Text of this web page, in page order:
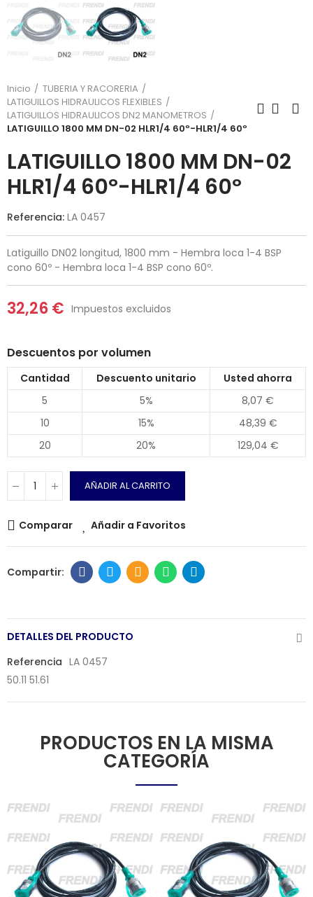
Inicio
TUBERIA Y RACORERIA
LATIGUILLOS HIDRAULICOS FLEXIBLES
LATIGUILLOS HIDRAULICOS DN2 MANOMETROS
LATIGUILLO 1800 MM DN-02 HLR1/4 60º-HLR1/4 60º
LATIGUILLO 1800 MM DN-02
HLR1/4 60º-HLR1/4 60º
Referencia: LA 0457
Latiguillo DN02 longitud, 1800 mm - Hembra loca 1-4 BSP
cono 60º - Hembra loca 1-4 BSP cono 60º.
32,26 € Impuestos excluidos
Descuentos por volumen
Cantidad Descuento unitario
Usted ahorra
5
5%
8,07 €
10
15%
48,39 €
20
20% 129,04 €
AÑADIR AL CARRITO
Comparar Añadir a Favoritos
DETALLES DEL PRODUCTO
Referencia LA 0457
50.11 51.61
PRODUCTOS EN LA MISMA
CATEGORÍA